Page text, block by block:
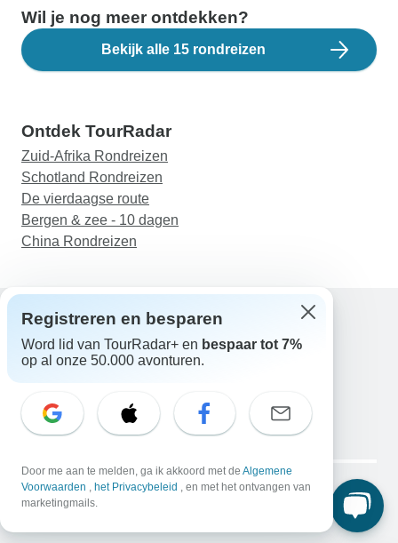
Wil je nog meer ontdekken?
Bekijk alle 15 rondreizen
Ontdek TourRadar
Zuid-Afrika Rondreizen
Schotland Rondreizen
De vierdaagse route
Bergen & zee - 10 dagen
China Rondreizen
Hulp
Neem contact met ons op
E-mail: support@tourradar.com
Taal selecteren
Copyright © TourRadar. Alle rechten voorbehouden.
Juridische kennisgeving Privacybeleid
Cookies
Registreren en besparen
Word lid van TourRadar+ en bespaar tot 7%
op al onze 50.000 avonturen.
Door me aan te melden, ga ik akkoord met de Algemene
Voorwaarden , het Privacybeleid , en met het ontvangen van
marketingmails.